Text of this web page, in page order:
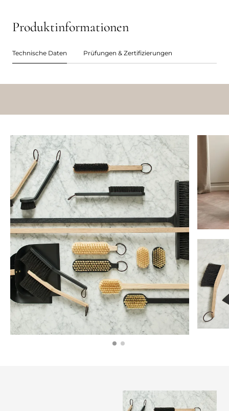
Produktinformationen
Technische Daten Prüfungen & Zertifizierungen